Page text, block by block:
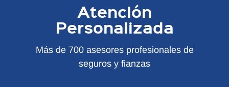
Atención
Personalizada
Más de 700 asesores profesionales de
seguros y fianzas